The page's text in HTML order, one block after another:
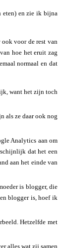
eten) en zie ik bijna
voor de rest van
hoe het eruit zag
normaal en dat
want het zijn toch
als ze daar ook nog
Analytics aan om
dat het een
aan het einde van
is blogger, die
blogger is, hoef ik
Hetzelfde met
alles wat zij samen